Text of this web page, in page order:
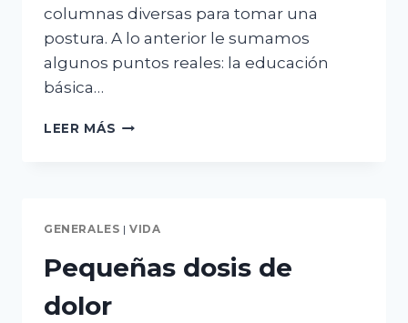
columnas diversas para tomar una
postura. A lo anterior le sumamos
algunos puntos reales: la educación
básica…
LEER MÁS EVALUAR
GENERALES |VIDA
Pequeñas dosis de
dolor